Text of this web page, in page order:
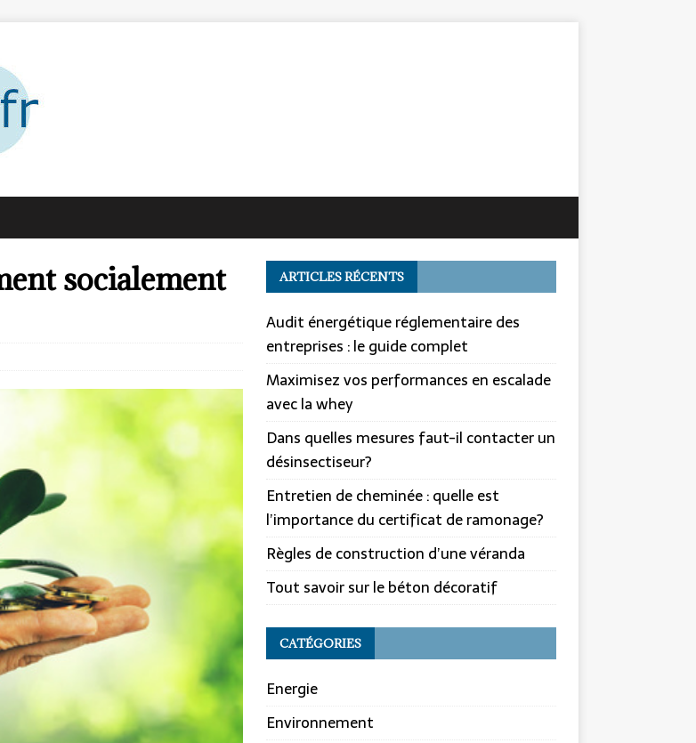
socialement
ARTICLES RÉCENTS
Audit énergétique réglementaire des
entreprises : le guide complet
Maximisez vos performances en escalade
avec la whey
Dans quelles mesures faut-il contacter un
désinsectiseur?
Entretien de cheminée : quelle est
l’importance du certificat de ramonage?
Règles de construction d’une véranda
Tout savoir sur le béton décoratif
CATÉGORIES
Energie
Environnement